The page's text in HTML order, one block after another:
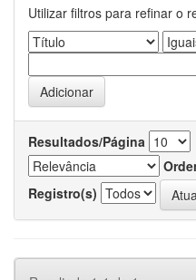
Utilizar filtros para refinar o
Resultados/Página
Registro(s)